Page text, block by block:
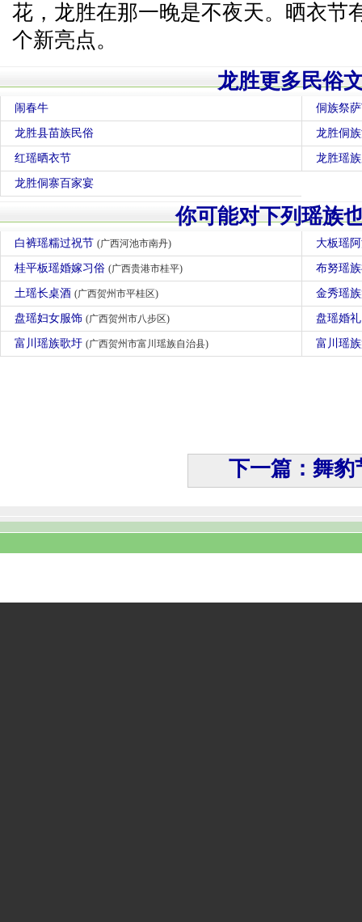
花，龙胜在那一晚是不夜天。晒衣节
个新亮点。
龙胜更多民俗
闹春牛 侗族祭
龙胜县苗族民俗 龙胜侗
红瑶晒衣节 龙胜瑶
龙胜侗寨百家宴
你可能对下列瑶族
白裤瑶糯过祝节 (广西河池市南丹) 大板瑶
桂平板瑶婚嫁习俗 (广西贵港市桂平) 布努瑶
土瑶长桌酒 (广西贺州市平桂区) 金秀瑶
盘瑶妇女服饰 (广西贺州市八步区) 盘瑶婚
富川瑶族歌圩 (广西贺州市富川瑶族自治县) 富川瑶
下一篇：舞豹